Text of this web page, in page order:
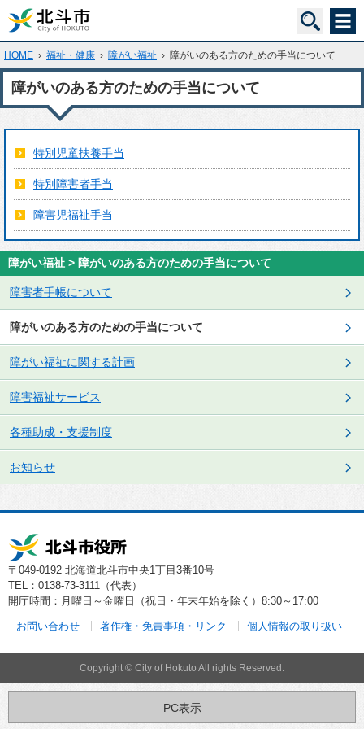
HOME › 福祉・健康 › 障がい福祉 › 障がいのある方のための手当について
障がいのある方のための手当について
特別児童扶養手当
特別障害者手当
障害児福祉手当
障がい福祉 > 障がいのある方のための手当について
障害者手帳について
障がいのある方のための手当について
障がい福祉に関する計画
障害福祉サービス
各種助成・支援制度
お知らせ
〒049-0192 北海道北斗市中央1丁目3番10号
TEL：0138-73-3111（代表）
開庁時間：月曜日～金曜日（祝日・年末年始を除く）8:30～17:00
お問い合わせ 著作権・免責事項・リンク 個人情報の取り扱い
Copyright © City of Hokuto All rights Reserved.
PC表示